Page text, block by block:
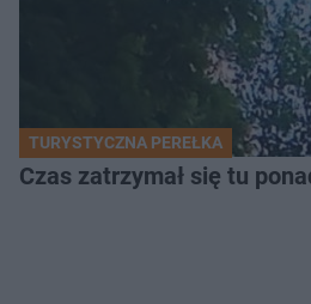
TURYSTYCZNA PEREŁKA
Czas zatrzymał się tu